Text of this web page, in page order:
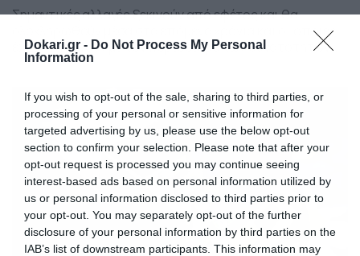
Dokari.gr - Do Not Process My Personal
Information
If you wish to opt-out of the sale, sharing to third parties, or
processing of your personal or sensitive information for
targeted advertising by us, please use the below opt-out
section to confirm your selection. Please note that after your
opt-out request is processed you may continue seeing
interest-based ads based on personal information utilized by
us or personal information disclosed to third parties prior to
your opt-out. You may separately opt-out of the further
disclosure of your personal information by third parties on the
IAB’s list of downstream participants. This information may
Σημαντικές αλλαγές ξεκινούν από εφέτος και θα
ολοκληρωθούν μέσα στα επόμενα χρόνια και οι οποίες
έχουν να κάνουν με τον περιορισμό των δυνατοτήτων
που έχουν οι φορολογούμενοι για αλλαγές των
αυτές είναι φόρου εισοδήματος ή ΦΠΑ ή και Ε9, που σε
αρκετές περιπτώσεις προκαλούσαν απώλεια εσόδων
για το ελληνικό […]